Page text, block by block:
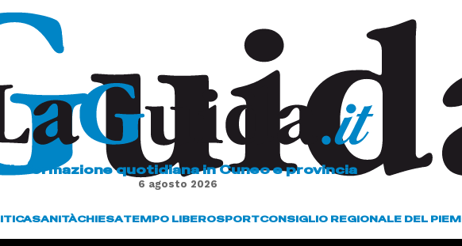
L'informazione quotidiana in Cuneo e provincia
6 agosto 2026
SANITÀCHIESATEMPO LIBEROSPORTCONSIGLIO REGIONALE DEL